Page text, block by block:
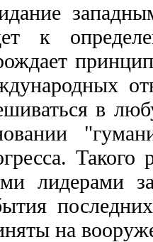
к
в
Такого
лидерами
на